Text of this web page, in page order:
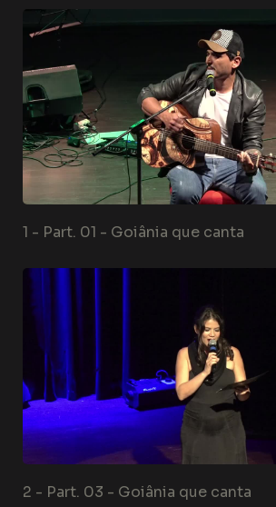
1 - Part. 01 - Goiânia que canta
2 - Part. 03 - Goiânia que canta